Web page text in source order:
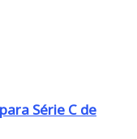
Série C de